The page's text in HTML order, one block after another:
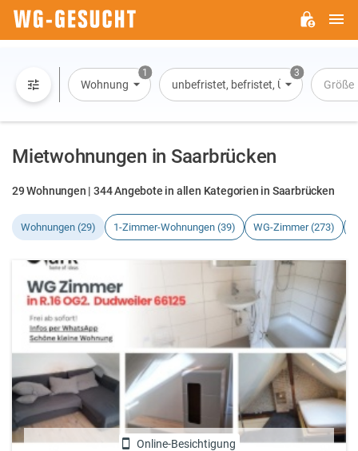
1
Wohnung
3
unbefristet, befristet, Übernachtung
Größe
Mietwohnungen in Saarbrücken
29 Wohnungen | 344 Angebote in allen Kategorien in Saarbrücken
Wohnungen (29) 1-Zimmer-Wohnungen (39) WG-Zimmer (273)
Online-Besichtigung